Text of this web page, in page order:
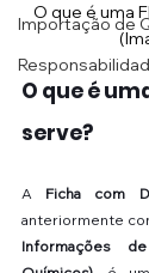
Importação de
O que é uma
O que é
serve?
A Ficha com
anteriormente
Informações